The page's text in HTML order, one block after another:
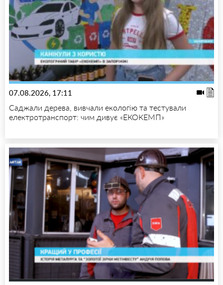
07.08.2026, 17:11
Саджали дерева, вивчали екологію та тестували
електротранспорт: чим дивує «ЕКОКЕМП»